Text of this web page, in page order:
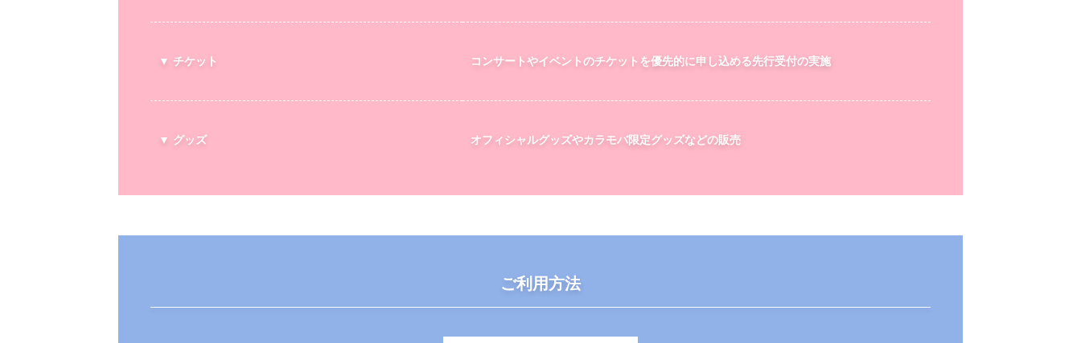
▼ チケット コンサートやイベントのチケットを優先的に申し込める先行受付の実施
▼ グッズ オフィシャルグッズやカラモバ限定グッズなどの販売
ご利用方法